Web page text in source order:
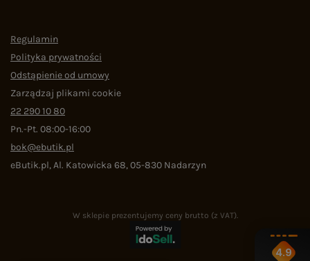
Regulamin
Polityka prywatności
Odstąpienie od umowy
Zarządzaj plikami cookie
22 290 10 80
Pn.-Pt. 08:00-16:00
bok@ebutik.pl
eButik.pl,Al. Katowicka 68,05-830 Nadarzyn
W sklepie prezentujemy ceny brutto (z VAT).
4.9